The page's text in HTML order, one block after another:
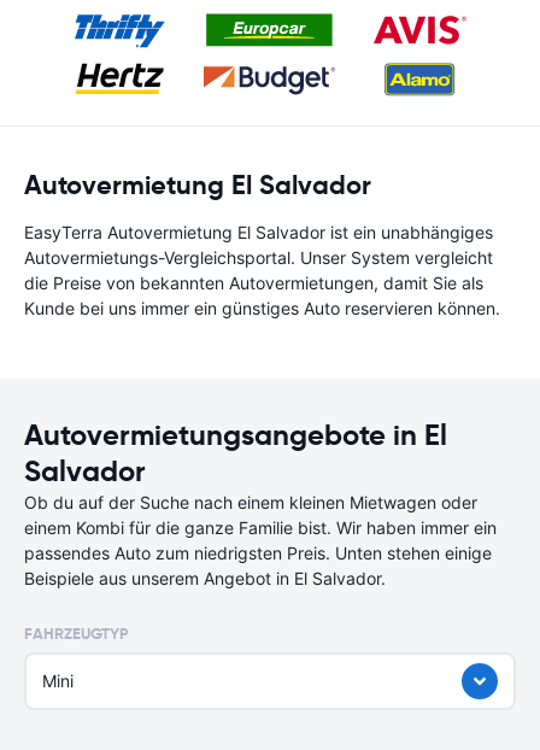
Autovermietung El Salvador
EasyTerra Autovermietung El Salvador ist ein unabhängiges
Autovermietungs-Vergleichsportal. Unser System vergleicht
die Preise von bekannten Autovermietungen, damit Sie als
Kunde bei uns immer ein günstiges Auto reservieren können.
Autovermietungsangebote in El
Salvador
Ob du auf der Suche nach einem kleinen Mietwagen oder
einem Kombi für die ganze Familie bist. Wir haben immer ein
passendes Auto zum niedrigsten Preis. Unten stehen einige
Beispiele aus unserem Angebot in El Salvador.
FAHRZEUGTYP
Mini